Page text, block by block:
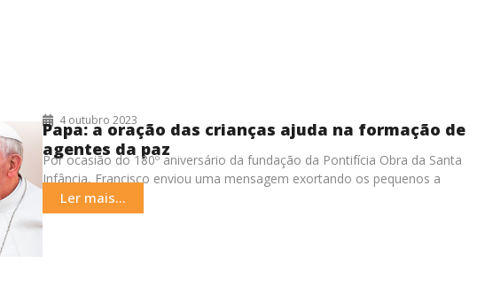
4 outubro 2023
Papa: a oração das crianças ajuda na formação de
agentes da paz
Por ocasião do 180º aniversário da fundação da Pontifícia Obra da Santa
Infância, Francisco enviou uma mensagem exortando os pequenos a
“construir pontes e
Ler mais...